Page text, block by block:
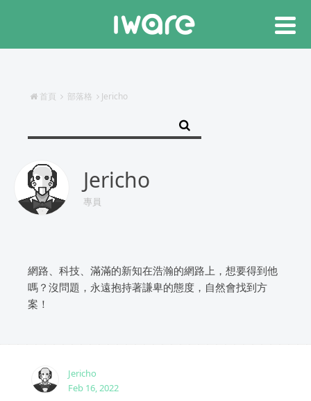
首頁 部落格 Jericho
Jericho
專員
網路、科技、滿滿的新知在浩瀚的網路上，想要得到他
嗎？沒問題，永遠抱持著謙卑的態度，自然會找到方
案！
Jericho
Feb 16, 2022